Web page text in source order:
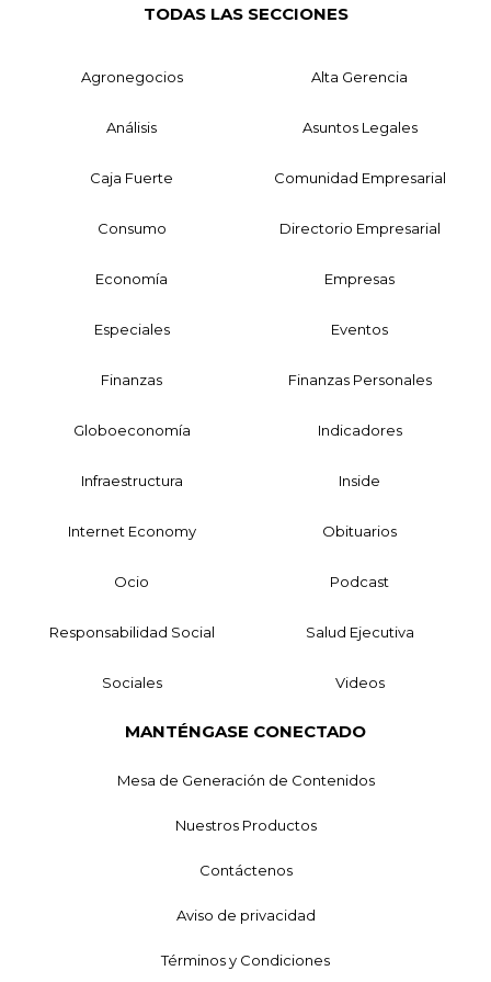
TODAS LAS SECCIONES
Agronegocios Alta Gerencia
Análisis Asuntos Legales
Caja Fuerte Comunidad Empresarial
Consumo Directorio Empresarial
Economía Empresas
Especiales Eventos
Finanzas Finanzas Personales
Globoeconomía Indicadores
Infraestructura Inside
Internet Economy Obituarios
Ocio Podcast
Responsabilidad Social Salud Ejecutiva
Sociales Videos
MANTÉNGASE CONECTADO
Mesa de Generación de Contenidos
Nuestros Productos
Contáctenos
Aviso de privacidad
Términos y Condiciones